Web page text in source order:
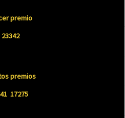
premio
23342
premios
17275